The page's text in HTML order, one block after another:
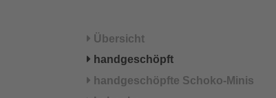
Übersicht
handgeschöpft
handgeschöpfte Schoko-Minis